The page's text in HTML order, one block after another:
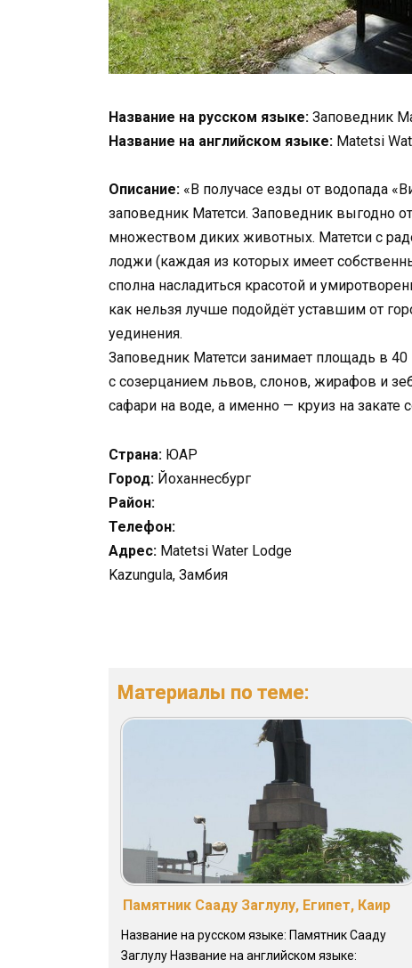
Название на русском языке: Заповедник
Название на английском языке: Matetsi
Описание: «В получасе езды от водопада
заповедник Матетси. Заповедник выгодно
множеством диких животных. Матетси с
лоджи (каждая из которых имеет
сполна насладиться красотой и
как нельзя лучше подойдёт уставшим от
уединения.
Заповедник Матетси занимает площадь в
с созерцанием львов, слонов, жирафов и
сафари на воде, а именно — круиз на закате
Страна: ЮАР
Город: Йоханнесбург
Район:
Телефон:
Адрес: Matetsi Water Lodge
Kazungula, Замбия
Материалы по теме:
Памятник Сааду Заглулу, Египет, Каир
Название на русском языке: Памятник Сааду
Заглулу Название на английском языке: